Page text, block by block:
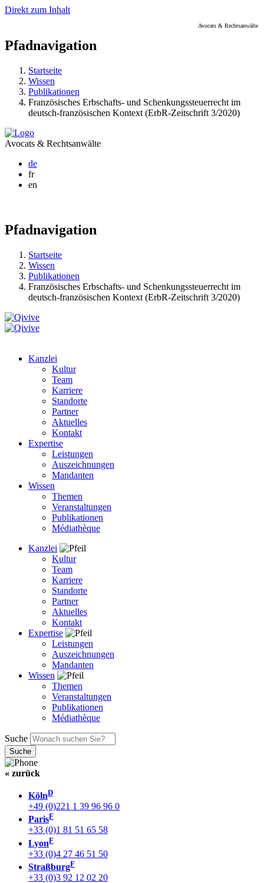
Direkt zum Inhalt
Avocats & Rechtsanwälte
Pfadnavigation
Startseite
Wissen
Publikationen
Französisches Erbschafts- und Schenkungssteuerrecht im
deutsch-französischen Kontext (ErbR-Zeitschrift 3/2020)
Avocats & Rechtsanwälte
de
fr
en
Pfadnavigation
Startseite
Wissen
Publikationen
Französisches Erbschafts- und Schenkungssteuerrecht im
deutsch-französischen Kontext (ErbR-Zeitschrift 3/2020)
Kanzlei
Kultur
Team
Karriere
Standorte
Partner
Aktuelles
Kontakt
Expertise
Leistungen
Auszeichnungen
Mandanten
Wissen
Themen
Veranstaltungen
Publikationen
Médiathèque
Kanzlei
Kultur
Team
Karriere
Standorte
Partner
Aktuelles
Kontakt
Expertise
Leistungen
Auszeichnungen
Mandanten
Wissen
Themen
Veranstaltungen
Publikationen
Médiathèque
Suche
« zurück
KölnD
+49 (0)221 1 39 96 96 0
ParisF
+33 (0)1 81 51 65 58
LyonF
+33 (0)4 27 46 51 50
StraßburgF
+33 (0)3 92 12 02 20